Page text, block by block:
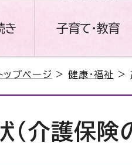
き 子育て・教育
ップページ >健康・福祉 >
（介護保